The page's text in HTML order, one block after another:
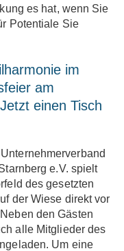
es hat, wenn Sie
Potentiale Sie
im
am
einen Tisch
e.V. spielt
des gesetzten
der Wiese direkt vor
den Gästen
alle Mitglieder des
Um eine